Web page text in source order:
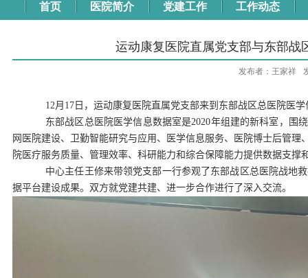
首页 医院简介 党建工作 工作动态
运动康复医院直属党支部与东部战
发布者：王家祥
12月 17 日，运动康复医院直属党支部来到东部战区总医院医
东部战区总医院医学信息数据室是2020年组建的新科室，围
网医院建设、卫勤智能研究与应用、医学信息服务、医院博士后管
院医疗服务质量、管理效率、科研能力和综合保障能力提供数据支撑
中心主任王修来带领党支部一行参观了东部战区总医院战地
据平台建设成果。双方就党建共建、进一步合作进行了深入交流。